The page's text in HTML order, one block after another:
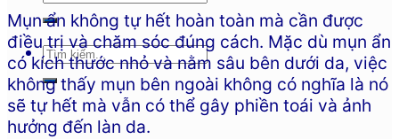
Mụn ẩn không tự hết hoàn toàn mà cần được
điều trị và chăm sóc đúng cách. Mặc dù mụn ẩn
có kích thước nhỏ và nằm sâu bên dưới da, việc
không thấy mụn bên ngoài không có nghĩa là nó
sẽ tự hết mà vẫn có thể gây phiền toái và ảnh
hưởng đến làn da.